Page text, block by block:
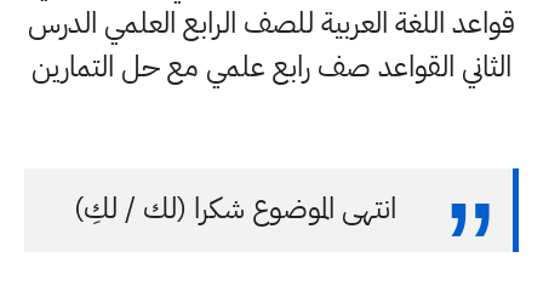
قواعد اللغة العربية للصف الرابع العلمي الدرس
الثاني القواعد صف رابع علمي مع حل التمارين
انتهى الموضوع شكرا (لك / لكِ)